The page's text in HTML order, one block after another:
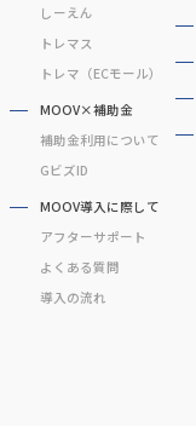
しーえん
トレマス
トレマ（ECモール）
MOOV×補助金
補助金利用について
GビズID
MOOV導入に際して
アフターサポート
よくある質問
導入の流れ